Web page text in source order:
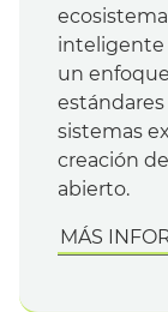
inteligente
un
estándares
sistemas
creación
abierto.
MÁS